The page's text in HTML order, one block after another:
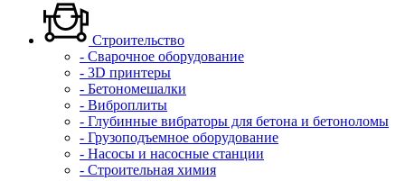
Строительство
- Сварочное оборудование
- 3D принтеры
- Бетономешалки
- Виброплиты
- Глубинные вибраторы для бетона и бетоноломы
- Грузоподъемное оборудование
- Насосы и насосные станции
- Строительная химия